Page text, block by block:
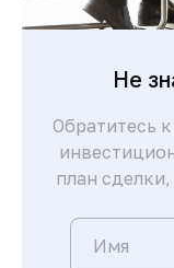
Не
Обратитесь
план